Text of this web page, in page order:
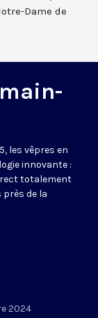
Dame de
les vêpres en
innovante :
totalement
de la
2024